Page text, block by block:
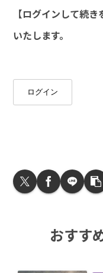
【ログインして続
いたします。
ログイン
おすす